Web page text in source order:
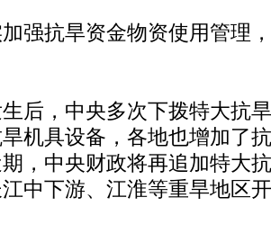
抗旱资金物资使用管理
，中央多次下拨特大抗
机具设备，各地也增加了
，中央财政将再追加特大
中下游、江淮等重旱地区